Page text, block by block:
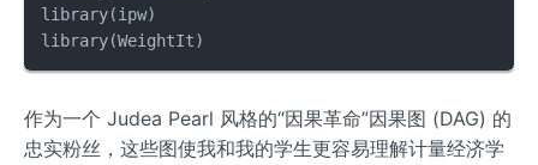
library(ipw)
library(WeightIt)
作为一个 Judea Pearl 风格的“因果革命”因果图 (DAG) 的
忠实粉丝，这些图使我和我的学生更容易理解计量经济学